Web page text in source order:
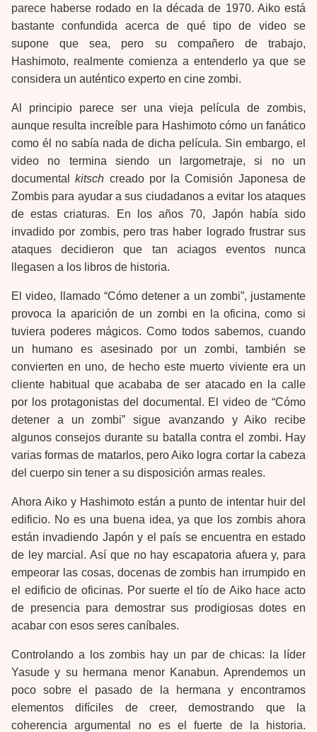
parece haberse rodado en la década de 1970. Aiko está
bastante confundida acerca de qué tipo de video se
supone que sea, pero su compañero de trabajo,
Hashimoto, realmente comienza a entenderlo ya que se
considera un auténtico experto en cine zombi.
Al principio parece ser una vieja película de zombis,
aunque resulta increíble para Hashimoto cómo un fanático
como él no sabía nada de dicha película. Sin embargo, el
video no termina siendo un largometraje, si no un
documentalkitsch creado por la Comisión Japonesa de
Zombis para ayudar a sus ciudadanos a evitar los ataques
de estas criaturas. En los años 70, Japón había sido
invadido por zombis, pero tras haber logrado frustrar sus
ataques decidieron que tan aciagos eventos nunca
llegasen a los libros de historia.
El video, llamado “Cómo detener a un zombi”, justamente
provoca la aparición de un zombi en la oficina, como si
tuviera poderes mágicos. Como todos sabemos, cuando
un humano es asesinado por un zombi, también se
convierten en uno, de hecho este muerto viviente era un
cliente habitual que acababa de ser atacado en la calle
por los protagonistas del documental. El video de “Cómo
detener a un zombi” sigue avanzando y Aiko recibe
algunos consejos durante su batalla contra el zombi. Hay
varias formas de matarlos, pero Aiko logra cortar la cabeza
del cuerpo sin tener a su disposición armas reales.
Ahora Aiko y Hashimoto están a punto de intentar huir del
edificio. No es una buena idea, ya que los zombis ahora
están invadiendo Japón y el país se encuentra en estado
de ley marcial. Así que no hay escapatoria afuera y, para
empeorar las cosas, docenas de zombis han irrumpido en
el edificio de oficinas. Por suerte el tío de Aiko hace acto
de presencia para demostrar sus prodigiosas dotes en
acabar con esos seres caníbales.
Controlando a los zombis hay un par de chicas: la líder
Yasude y su hermana menor Kanabun. Aprendemos un
poco sobre el pasado de la hermana y encontramos
elementos difíciles de creer, demostrando que la
coherencia argumental no es el fuerte de la historia.